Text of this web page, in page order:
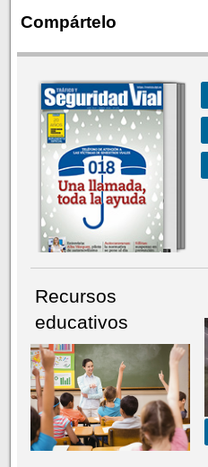
Compártelo
Recursos
educativos